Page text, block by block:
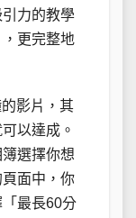
力的教學
更完整地
影片，其
以達成。
選擇你想
面中，你
最長60分